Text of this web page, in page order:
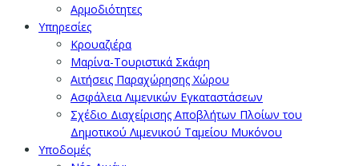
Αρμοδιότητες
Υπηρεσίες
Κρουαζιέρα
Μαρίνα-Τουριστικά Σκάφη
Αιτήσεις Παραχώρησης Χώρου
Ασφάλεια Λιμενικών Εγκαταστάσεων
Σχέδιο Διαχείρισης Αποβλήτων Πλοίων του
Δημοτικού Λιμενικού Ταμείου Μυκόνου
Υποδομές